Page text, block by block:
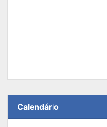
Calendário